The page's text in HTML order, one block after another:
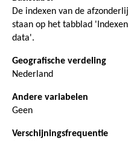
De indexen van de
staan op het tabblad
data'.
Geografische verdeling
Nederland
Andere variabelen
Geen
Verschijningsfrequentie